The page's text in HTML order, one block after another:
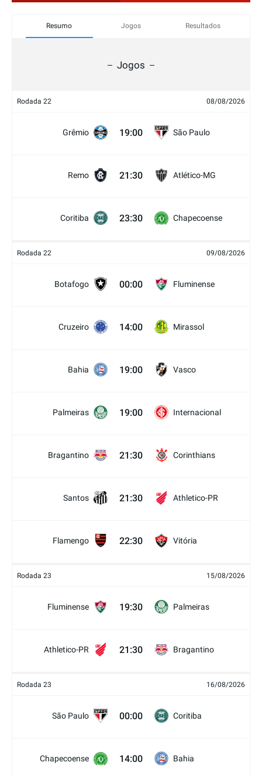
Resumo Jogos Resultados
Jogos
Rodada 22 08/08/2026
Grêmio 19:00 São Paulo
Remo 21:30 Atlético-MG
Coritiba 23:30 Chapecoense
Rodada 22 09/08/2026
Botafogo 00:00 Fluminense
Cruzeiro 14:00 Mirassol
Bahia 19:00 Vasco
Palmeiras 19:00 Internacional
Bragantino 21:30 Corinthians
Santos 21:30 Athletico-PR
Flamengo 22:30 Vitória
Rodada 23 15/08/2026
Fluminense 19:30 Palmeiras
Athletico-PR 21:30 Bragantino
Rodada 23 16/08/2026
São Paulo 00:00 Coritiba
Chapecoense 14:00 Bahia